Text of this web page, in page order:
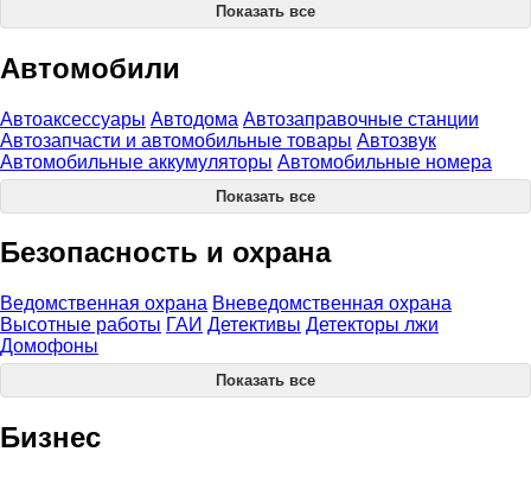
Показать все
Автомобили
Автоаксессуары Автодома Автозаправочные станции
Автозапчасти и автомобильные товары Автозвук
Автомобильные аккумуляторы Автомобильные номера
Показать все
Безопасность и охрана
Ведомственная охрана Вневедомственная охрана
Высотные работы ГАИ Детективы Детекторы лжи
Домофоны
Показать все
Бизнес